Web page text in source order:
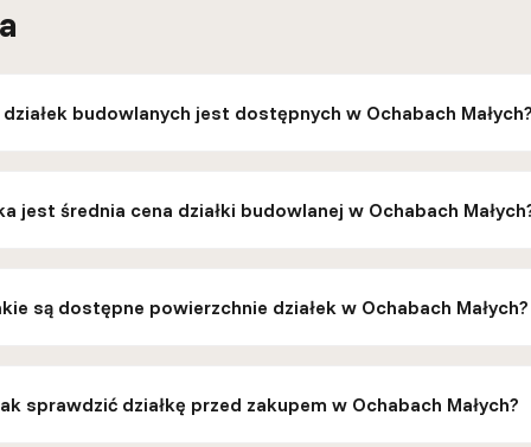
działek budowlanych jest dostępnych w Ochabach
jest średnia cena działki budowlanej w Ochabach
są dostępne powierzchnie działek w Ochabach Małych?
sprawdzić działkę przed zakupem w Ochabach Małych?